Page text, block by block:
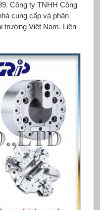
Công ty TNHH Công
cung cấp và phân
trường Việt Nam. Liên